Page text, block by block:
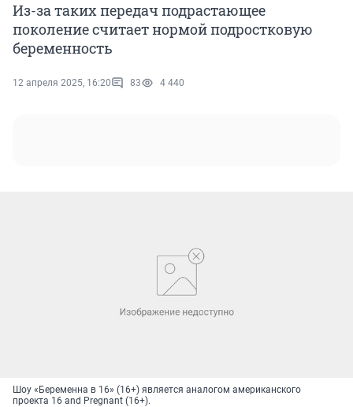
Из-за таких передач подрастающее
поколение считает нормой подростковую
беременность
12 апреля 2025, 16:20 83 4 440
Шоу «Беременна в 16» (16+) является аналогом американского
проекта 16 and Pregnant (16+).